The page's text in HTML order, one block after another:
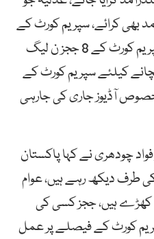
کرائے، سپریم کورٹ کے
ججز کو ٹارگٹ کیا جا رہا ہے، سپریم کورٹ کے 8 ججز ن لیگ
بچانے کیلئے سپریم کورٹ کے
آڈیوز جاری کی جارہی
چودھری نے کہا پاکستان
طرف دیکھ رہے ہیں، عوام
ہیں، ججز کسی کی
کورٹ کے فیصلے پر عمل